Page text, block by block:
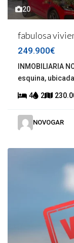
20
fabulosa
249.900€
INMOBILIARIA
esquina,
4 2
NOVOGAR